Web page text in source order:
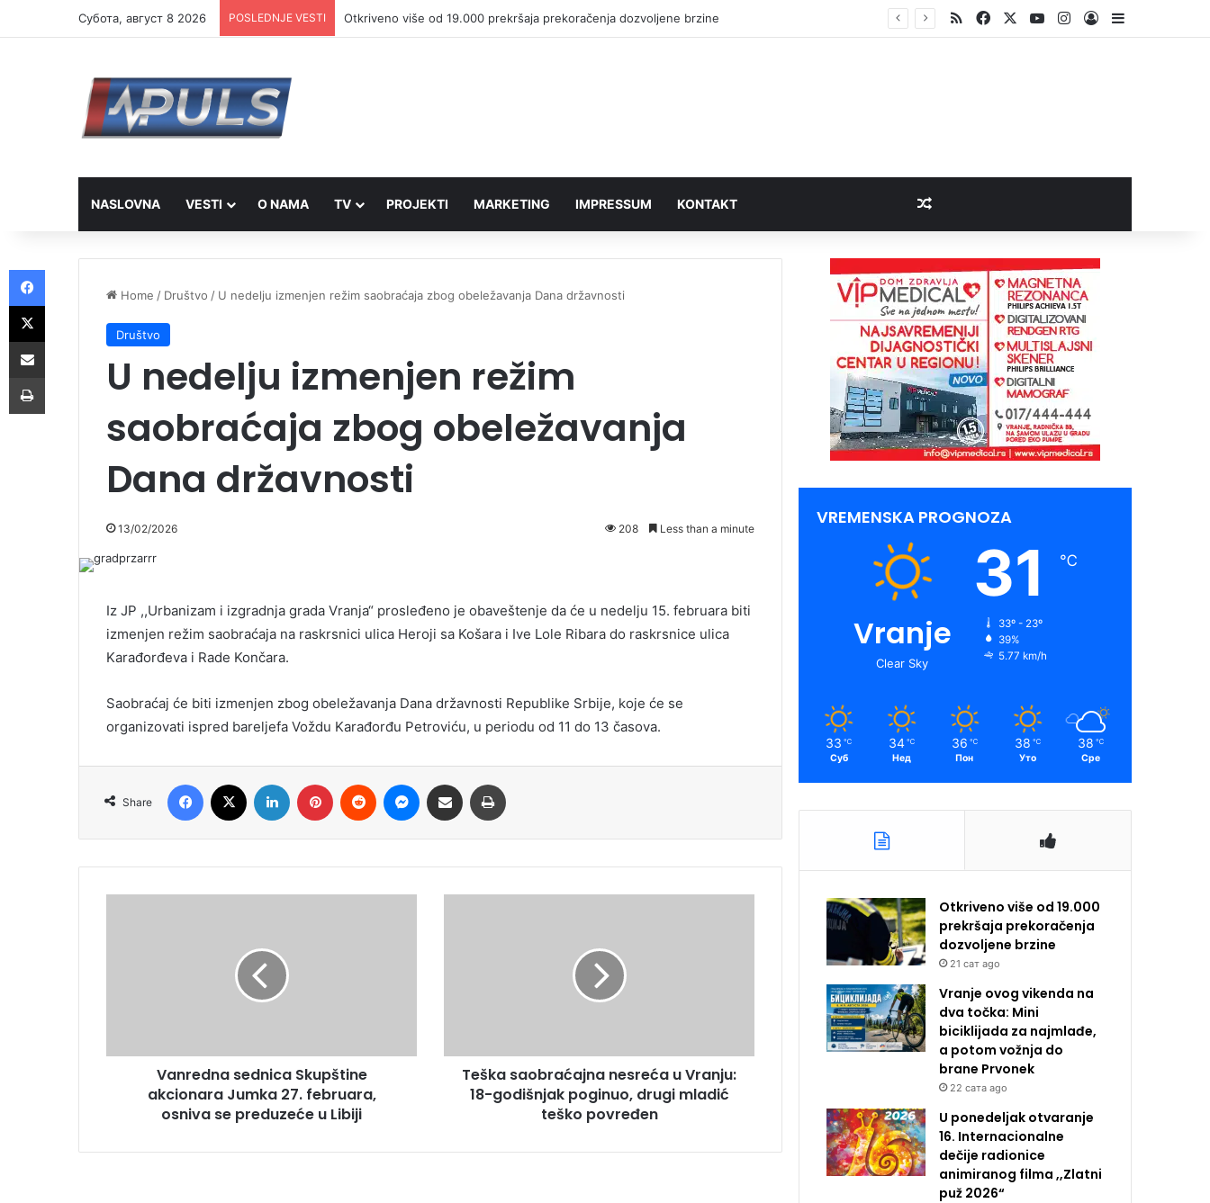
Субота, август 8 2026 POSLEDNJE VESTI Otkriveno više od 19.000 prekršaja prekoračenja dozvoljene brzine RSSFacebookYouTubeInstagram
Log InSidebar
NASLOVNA VESTI O NAMA TV PROJEKTI MARKETING IMPRESSUM KONTAKT Random Article
Home / Društvo / U nedelju izmenjen režim saobraćaja zbog obeležavanja Dana državnosti
Društvo
U nedelju izmenjen režim
saobraćaja zbog obeležavanja
Dana državnosti
13/02/2026 208 Less than a minute
Iz JP ,,Urbanizam i izgradnja grada Vranja“ prosleđeno je obaveštenje da će u nedelju 15. februara biti
izmenjen režim saobraćaja na raskrsnici ulica Heroji sa Košara i Ive Lole Ribara do raskrsnice ulica
Karađorđeva i Rade Končara.
Saobraćaj će biti izmenjen zbog obeležavanja Dana državnosti Republike Srbije, koje će se
organizovati ispred bareljefa Voždu Karađorđu Petroviću, u periodu od 11 do 13 časova.
Share
Facebook LinkedIn Pinterest Reddit Messenger
Share via Email
Vanredna sednica Skupštine
akcionara Jumka 27. februara,
osniva se preduzeće u Libiji
Teška saobraćajna nesreća u Vranju:
18-godišnjak poginuo, drugi mladić
teško povređen
VREMENSKA PROGNOZA
Vranje
Clear Sky
31 ℃
33º - 23º
39%
5.77 km/h
33 ℃
Суб
34 ℃
Нед
36 ℃
Пон
38 ℃
Уто
38 ℃
Сре
Otkriveno više od 19.000
prekršaja prekoračenja
dozvoljene brzine
21 сат ago
Vranje ovog vikenda na
dva točka: Mini
biciklijada za najmlađe,
a potom vožnja do
brane Prvonek
22 сата ago
U ponedeljak otvaranje
16. Internacionalne
dečije radionice
animiranog filma ,,Zlatni
puž 2026“
Facebook
X
Share via Email